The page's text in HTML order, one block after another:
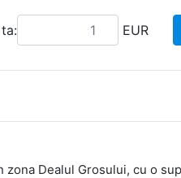
EUR
Dealul Grosului, cu o